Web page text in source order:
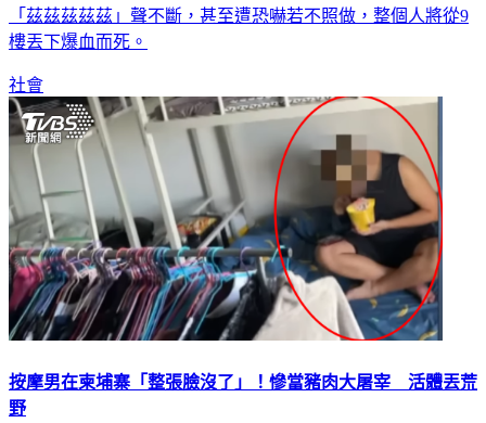
「茲茲茲茲茲」聲不斷，甚至遭恐嚇若不照做，整個人將從9
樓丟下爆血而死。
社會
按摩男在柬埔寨「整張臉沒了」！慘當豬肉大屠宰 活體丟荒
野